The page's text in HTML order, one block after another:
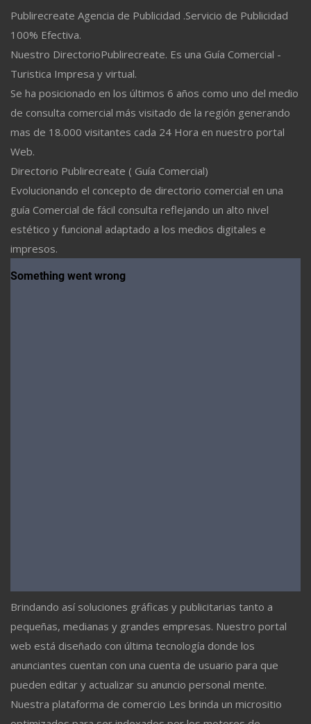
Publirecreate Agencia de Publicidad .Servicio de Publicidad
100% Efectiva.
Nuestro DirectorioPublirecreate. Es una Guía Comercial -
Turistica Impresa y virtual.
Se ha posicionado en los últimos 6 años como uno del medio
de consulta comercial más visitado de la región generando
mas de 18.000 visitantes cada 24 Hora en nuestro portal
Web.
Directorio Publirecreate ( Guía Comercial)
Evolucionando el concepto de directorio comercial en una
guía Comercial de fácil consulta reflejando un alto nivel
estético y funcional adaptado a los medios digitales e
impresos.
Brindando así soluciones gráficas y publicitarias tanto a
pequeñas, medianas y grandes empresas. Nuestro portal
web está diseñado con última tecnología donde los
anunciantes cuentan con una cuenta de usuario para que
pueden editar y actualizar su anuncio personal mente.
Nuestra plataforma de comercio Les brinda un micrositio